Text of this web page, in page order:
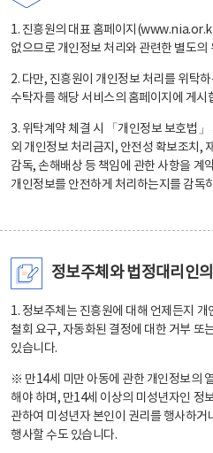
1. 진흥원의 대표 홈페이지
없으므로 개인정보 처리와 관련한 별도의
2. 다만, 진흥원이 개인정보 처리를 위탁
수탁자를 해당 서비스의 홈페이지에 게시
3. 위탁계약 체결 시 「개인정보 보호법
외 개인정보 처리금지, 안전성 확보조치,
감독, 손해배상 등 책임에 관한 사항을 계
개인정보를 안전하게 처리하는지를 감독
정보주체와 법정대리인
1. 정보주체는 진흥원에 대해 언제든지 개
철회 요구, 자동화된 결정에 대한 거부 또
있습니다.
※ 만14세 미만 아동에 관한 개인정보의
해야 하며, 만14세 이상의 미성년자인 정
관하여 미성년자 본인이 권리를 행사하
행사할 수도 있습니다.